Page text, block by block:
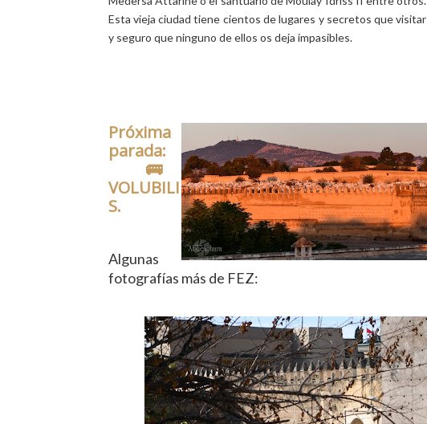
Esta vieja ciudad tiene cientos de lugares y secretos que visitar
y seguro que ninguno de ellos os deja impasibles.
Próxima
parada:
🚌
VOLUBILI
S.
Algunas
fotografías más de FEZ: